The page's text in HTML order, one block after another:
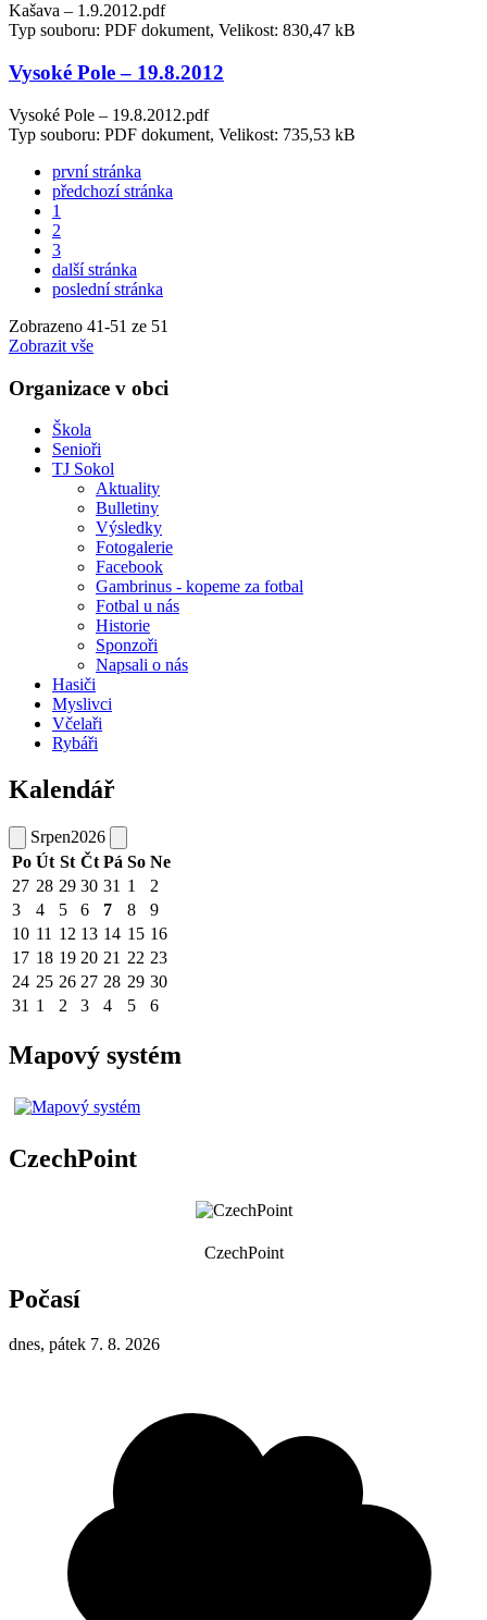
Kašava – 1.9.2012.pdf
Typ souboru: PDF dokument, Velikost: 830,47 kB
Vysoké Pole – 19.8.2012
Vysoké Pole – 19.8.2012.pdf
Typ souboru: PDF dokument, Velikost: 735,53 kB
první stránka
předchozí stránka
1
2
3
další stránka
poslední stránka
Zobrazeno 41-51 ze 51
Zobrazit vše
Organizace v obci
Škola
Senioři
TJ Sokol
Aktuality
Bulletiny
Výsledky
Fotogalerie
Facebook
Gambrinus - kopeme za fotbal
Fotbal u nás
Historie
Sponzoři
Napsali o nás
Hasiči
Myslivci
Včelaři
Rybáři
Kalendář
Srpen2026
Po Út St Čt Pá So Ne
27 28 29 30 31 1
2
3
4 5 6 7 8
9
10 11 12 13 14 15 16
17 18 19 20 21 22 23
24 25 26 27 28 29 30
31 1 2 3 4 5 6
Mapový systém
CzechPoint
CzechPoint
Počasí
dnes, pátek 7. 8. 2026